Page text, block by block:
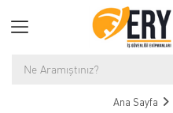
Ana Sayfa